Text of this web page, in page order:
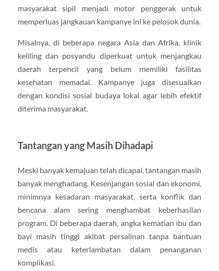
masyarakat sipil menjadi motor penggerak untuk
memperluas jangkauan kampanye ini ke pelosok dunia.
Misalnya, di beberapa negara Asia dan Afrika, klinik
keliling dan posyandu diperkuat untuk menjangkau
daerah terpencil yang belum memiliki fasilitas
kesehatan memadai. Kampanye juga disesuaikan
dengan kondisi sosial budaya lokal agar lebih efektif
diterima masyarakat.
Tantangan yang Masih Dihadapi
Meski banyak kemajuan telah dicapai, tantangan masih
banyak menghadang. Kesenjangan sosial dan ekonomi,
minimnya kesadaran masyarakat, serta konflik dan
bencana alam sering menghambat keberhasilan
program. Di beberapa daerah, angka kematian ibu dan
bayi masih tinggi akibat persalinan tanpa bantuan
medis atau keterlambatan dalam penanganan
komplikasi.